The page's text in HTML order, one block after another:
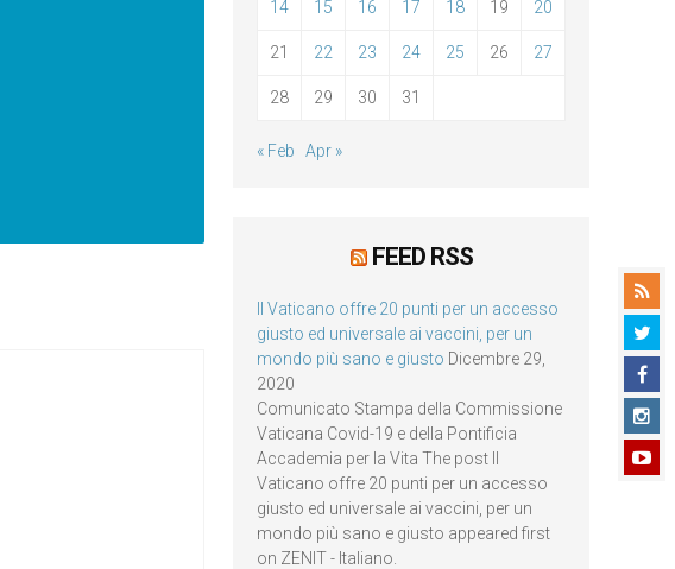
14 15 16 17 18 19 20
21 22 23 24 25 26 27
28 29 30 31
« Feb Apr »
FEED RSS
Il Vaticano offre 20 punti per un accesso
giusto ed universale ai vaccini, per un
mondo più sano e giusto Dicembre 29,
2020
Comunicato Stampa della Commissione
Vaticana Covid-19 e della Pontificia
Accademia per la Vita The post Il
Vaticano offre 20 punti per un accesso
giusto ed universale ai vaccini, per un
mondo più sano e giusto appeared first
on ZENIT - Italiano.